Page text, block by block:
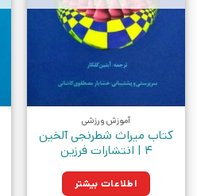
آموزش ورزشی
کتاب میراث شطرنجی آلخین
4 | انتشارات فرزین
اطلاعات بیشتر